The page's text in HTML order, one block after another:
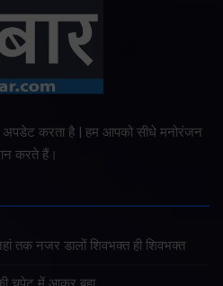
अपडेट करता है | हम आपको सीधे मनोरंजन
करते हैं।
तक नजर डालों शिवभक्त ही शिवभक्त